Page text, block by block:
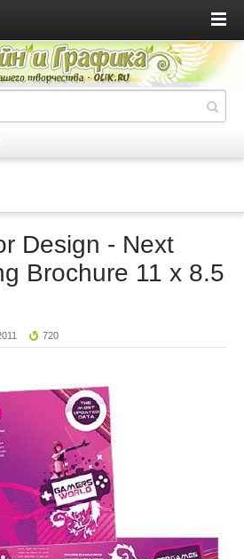
Design - Next
Brochure 11 x 8.5
720